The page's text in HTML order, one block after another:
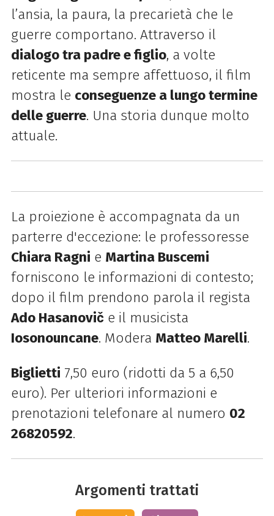
l’ansia, la paura, la precarietà che le
guerre comportano. Attraverso il
dialogo tra padre e figlio, a volte
reticente ma sempre affettuoso, il film
mostra le conseguenze a lungo termine
delle guerre. Una storia dunque molto
attuale.
La proiezione è accompagnata da un
parterre d'eccezione: le professoresse
Chiara Ragni e Martina Buscemi
forniscono le informazioni di contesto;
dopo il film prendono parola il regista
Ado Hasanovič e il musicista
Iosonouncane. Modera Matteo Marelli.
Biglietti 7,50 euro (ridotti da 5 a 6,50
euro). Per ulteriori informazioni e
prenotazioni telefonare al numero 02
26820592.
Argomenti trattati